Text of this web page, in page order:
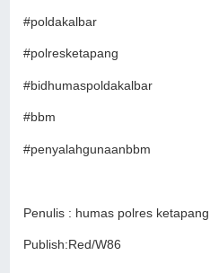
#poldakalbar
#polresketapang
#bidhumaspoldakalbar
#bbm
#penyalahgunaanbbm
Penulis : humas polres ketapang
Publish:Red/W86